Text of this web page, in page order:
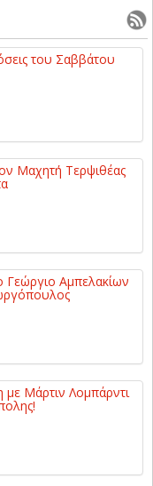
του Σαββάτου
Μαχητή Τερψιθέας
Γεώργιο Αμπελακίων
με Μάρτιν Λομπάρντι